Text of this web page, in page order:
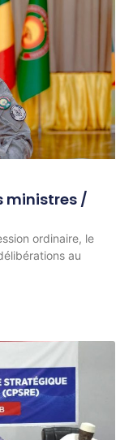
ministres /
ordinaire, le
au